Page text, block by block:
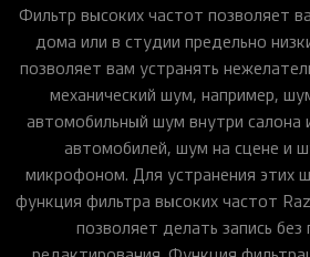
Фильтр высоких частот позволяет
дома или в студии предельно
позволяет вам устранять
механический шум, например,
автомобильный шум внутри
автомобилей, шум на сцене и
микрофоном. Для устранения этих
функция фильтра высоких частот
позволяет делать запись